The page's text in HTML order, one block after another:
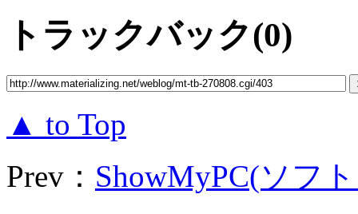
トラックバック(0)
▲ to Top
Prev： ShowMyPC(ソフ